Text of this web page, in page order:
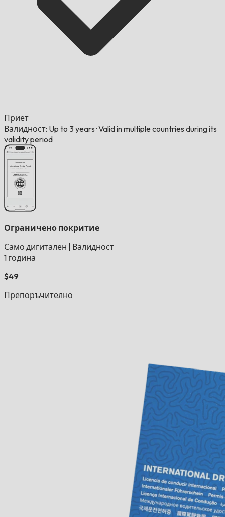
Приет
Валидност: Up to 3 years ·Valid in multiple countries during its
validity period
Ограничено покритие
Само дигитален
Валидност
1 година
$49
Препоръчително